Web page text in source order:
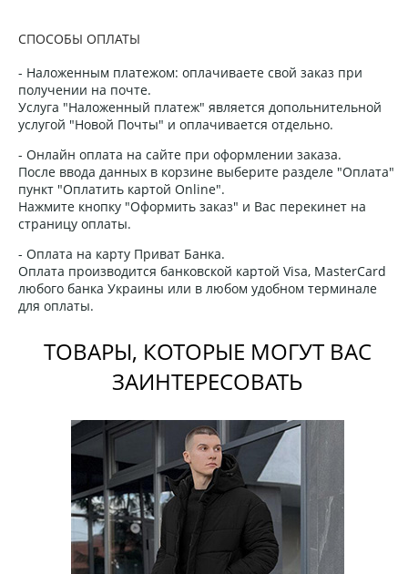
СПОСОБЫ ОПЛАТЫ
- Наложенным платежом: оплачиваете свой заказ при
получении на почте.
Услуга "Наложенный платеж" является допольнительной
услугой "Новой Почты" и оплачивается отдельно.
- Онлайн оплата на сайте при оформлении заказа.
После ввода данных в корзине выберите разделе "Оплата"
пункт "Оплатить картой Online".
Нажмите кнопку "Оформить заказ" и Вас перекинет на
страницу оплаты.
- Оплата на карту Приват Банка.
Оплата производится банковской картой Visa, MasterCard
любого банка Украины или в любом удобном терминале
для оплаты.
ТОВАРЫ, КОТОРЫЕ МОГУТ ВАС
ЗАИНТЕРЕСОВАТЬ